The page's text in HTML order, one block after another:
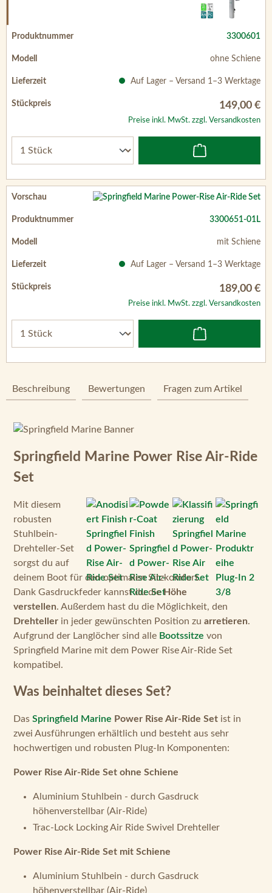
3300601
ohne Schiene
Auf Lager – Versand 1–3 Werktage
149,00 €
Preise inkl. MwSt. zzgl. Versandkosten
3300651-01L
mit Schiene
Auf Lager – Versand 1–3 Werktage
189,00 €
Preise inkl. MwSt. zzgl. Versandkosten
Beschreibung Bewertungen Fragen zum Artikel
Springfield Marine Power Rise Air-Ride
Set
Mit diesem
robusten
Stuhlbein-
Drehteller-Set
sorgst du auf
deinem Boot für den optimalen Sitzkomfort.
Dank Gasdruckfeder kannst du dieHöhe
verstellen. Außerdem hast du die Möglichkeit, den
Drehteller in jeder gewünschten Position zu arretieren.
Aufgrund der Langlöcher sind alle Bootssitze von
Springfield Marine mit dem Power Rise Air-Ride Set
kompatibel.
Was beinhaltet dieses Set?
Das Springfield Marine Power Rise Air-Ride Set ist in
zwei Ausführungen erhältlich und besteht aus sehr
hochwertigen und robusten Plug-In Komponenten:
Power Rise Air-Ride Set ohne Schiene
Aluminium Stuhlbein - durch Gasdruck
höhenverstellbar (Air-Ride)
Trac-Lock Locking Air Ride Swivel Drehteller
Power Rise Air-Ride Set mit Schiene
Aluminium Stuhlbein - durch Gasdruck
höhenverstellbar (Air-Ride)